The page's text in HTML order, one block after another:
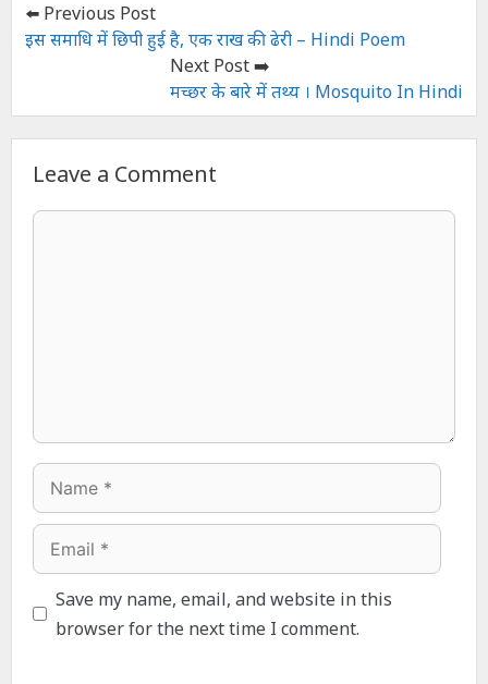
⬅️ Previous Post
इस समाधि में छिपी हुई है, एक राख की ढेरी – Hindi Poem
Next Post ➡️
मच्छर के बारे में तथ्य । Mosquito In Hindi
Leave a Comment
Comment
Name
Email
Save my name, email, and website in this
browser for the next time I comment.